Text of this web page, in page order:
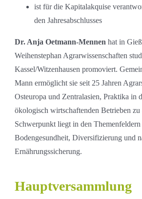
ist für die Kapitalakquise
den Jahresabschlusses
Dr. Anja Oetmann-Mennen hat in
Weihenstephan Agrarwissenschaften
Kassel/Witzenhausen promoviert.
Mann ermöglicht sie seit 25 Jahren
Osteuropa und Zentralasien, Praktika in
ökologisch wirtschaftenden Betrieben
Schwerpunkt liegt in den
Bodengesundheit, Diversifizierung und
Ernährungssicherung.
Hauptversammlung